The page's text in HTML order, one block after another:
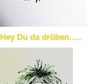
Hey Du da drüben.....